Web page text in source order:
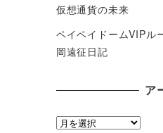
仮想通貨の未来
ペイペイドームVIPル
岡遠征日記
ア
ア